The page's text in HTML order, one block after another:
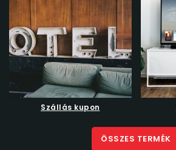
Szállás kupon
ÖSSZES TERMÉK